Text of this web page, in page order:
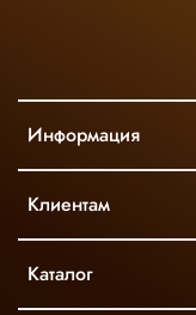
Информация
Клиентам
Каталог